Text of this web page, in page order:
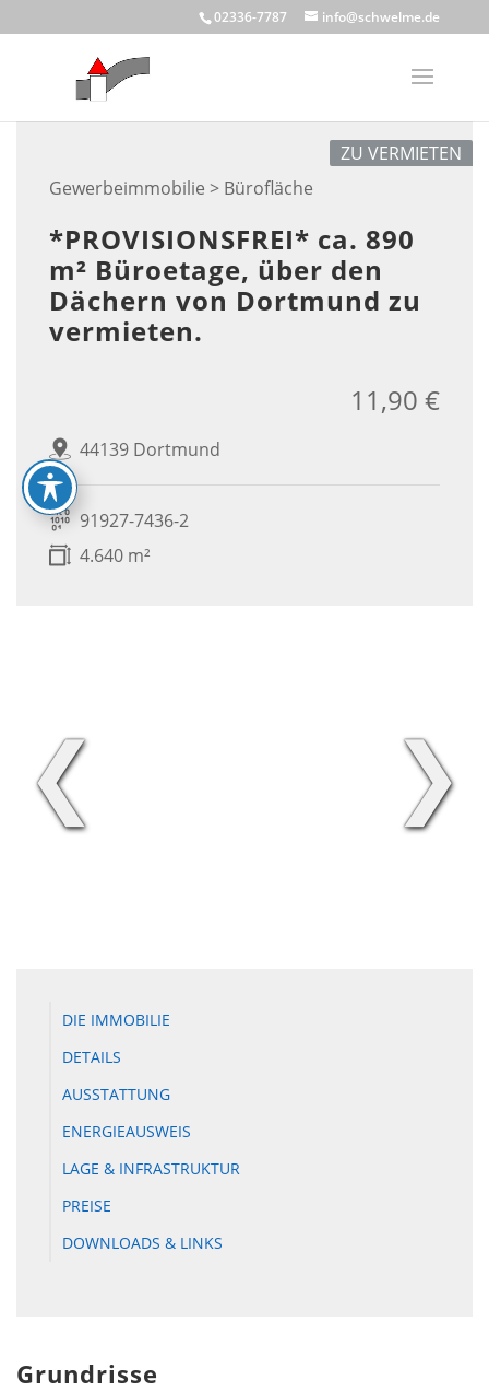
to
02336-7787 info@schwelme.de
Gewerbeimmobilie > Bürofläche
ZU VERMIETEN
*PROVISIONSFREI* ca. 890
m² Büroetage, über den
Dächern von Dortmund zu
vermieten.
44139 Dortmund
11,90 €
91927-7436-2
4.640 m²
❮ ❯
DIE IMMOBILIE
DETAILS
AUSSTATTUNG
ENERGIEAUSWEIS
LAGE & INFRASTRUKTUR
PREISE
DOWNLOADS & LINKS
Grundrisse